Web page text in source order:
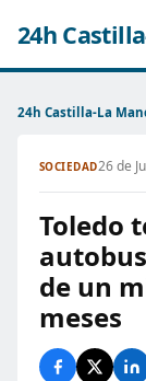
24h
24h Castilla-La
SOCIEDAD26 de
Toledo
de un
meses